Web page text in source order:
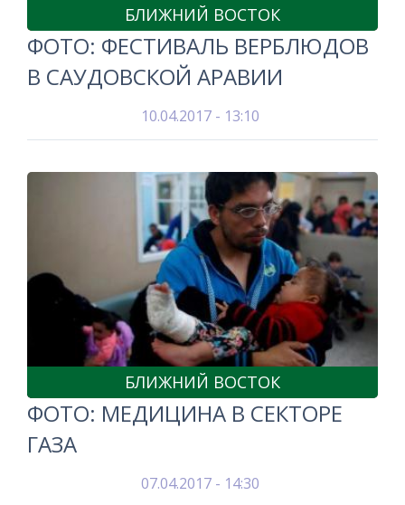
БЛИЖНИЙ ВОСТОК
ФОТО: ФЕСТИВАЛЬ ВЕРБЛЮДОВ
В САУДОВСКОЙ АРАВИИ
10.04.2017 - 13:10
БЛИЖНИЙ ВОСТОК
ФОТО: МЕДИЦИНА В СЕКТОРЕ
ГАЗА
07.04.2017 - 14:30